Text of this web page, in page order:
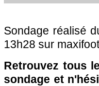
Sondage réalisé
13h28 sur
Retrouvez tous
sondage et